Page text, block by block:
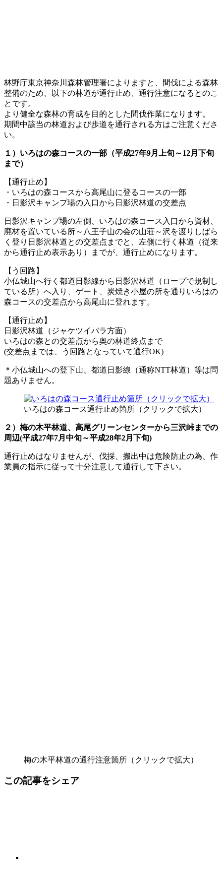
林野庁東京神奈川森林管理署によりますと、間伐による森林
整備のため、以下の林道が通行止め、通行注意になるとのこ
とです。
より健全な森林の育成を目的とした間伐作業になります。
期間中該当の林道および歩道を通行される方はご注意くださ
い。
１）いろはの森コースの一部（平成27年9月上旬～12月下旬
まで）
【通行止め】
・いろはの森コースから高尾山に登るコースの一部
・日影沢キャンプ場の入口から日影沢林道の交差点
日影沢キャンプ場の左側、いろはの森コース入口から資材、
廃材を置いている所～八王子山の会の山荘～沢を渡りしばら
く登り日影沢林道との交差点までと、左側に行く林道（従来
から通行止め表示あり）までが、通行止めになります。
【う回路】
小仏城山へ行く都道日影線から日影沢林道（ロープで規制し
ている所）へ入り、ゲート、炭焼き小屋の所を通りいろはの
森コースの交差点から高尾山に登れます。
【通行止め】
日影沢林道（ジャケツイバラ方面）
いろはの森との交差点から奥の林道終点まで
(交差点までは、う回路となっていて通行OK)
＊小仏城山への登下山、都道日影線（通称NTT林道）等は問
題ありません。
いろはの森コース通行止め箇所（クリックで拡大）
２）梅の木平林道、高尾グリーンセンターから三沢峠までの
周辺(平成27年7月中旬～平成28年2月下旬)
通行止めはなりませんが、伐採、搬出中は危険防止の為、作
業員の指示に従って十分注意して通行して下さい。
梅の木平林道の通行注意箇所（クリックで拡大）
この記事をシェア